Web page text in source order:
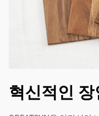
혁신적인 장